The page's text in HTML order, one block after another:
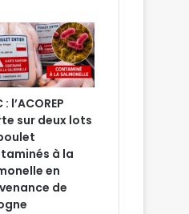
: l’ACOREP
sur deux lots
à la
en
de